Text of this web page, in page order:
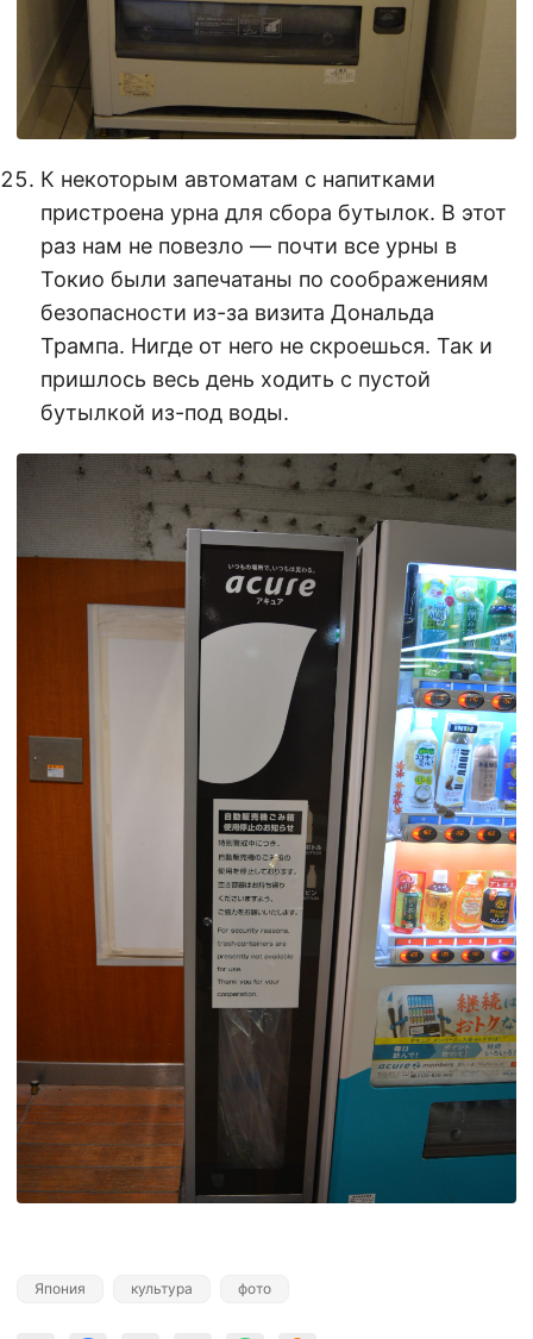
К некоторым автоматам с напитками
пристроена урна для сбора бутылок. В этот
раз нам не повезло — почти все урны в
Токио были запечатаны по соображениям
безопасности из-за визита Дональда
Трампа. Нигде от него не скроешься. Так и
пришлось весь день ходить с пустой
бутылкой из-под воды.
Япония культура фото